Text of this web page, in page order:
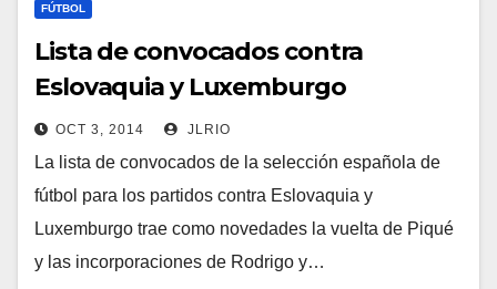
FÚTBOL
Lista de convocados contra
Eslovaquia y Luxemburgo
OCT 3, 2014 JLRIO
La lista de convocados de la selección española de
fútbol para los partidos contra Eslovaquia y
Luxemburgo trae como novedades la vuelta de Piqué
y las incorporaciones de Rodrigo y…